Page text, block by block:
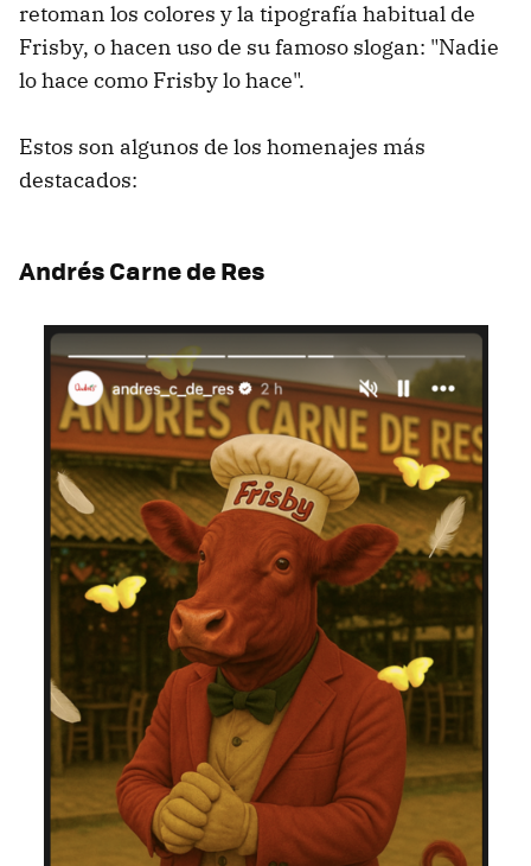
retoman los colores y la tipografía habitual de
Frisby, o hacen uso de su famoso slogan: "Nadie
lo hace como Frisby lo hace".
Estos son algunos de los homenajes más
destacados:
Andrés Carne de Res